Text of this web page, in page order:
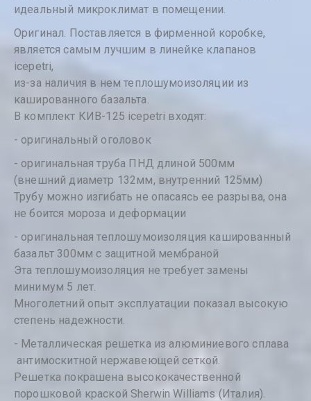
идеальный микроклимат в помещении.
Оригинал. Поставляется в фирменной коробке,
является самым лучшим в линейке клапанов
icepetri,
из-за наличия в нем теплошумоизоляции из
кашированного базальта.
В комплект КИВ-125 icepetri входят:
- оригинальный оголовок
- оригинальная труба ПНД длиной 500мм
(внешний диаметр 132мм, внутренний 125мм)
Трубу можно изгибать не опасаясь ее разрыва, она
не боится мороза и деформации
- оригинальная теплошумоизоляция кашированный
базальт 300мм с защитной мембраной
Эта теплошумоизоляция не требует замены
минимум 5 лет.
Многолетний опыт эксплуатации показал высокую
степень надежности.
- Металлическая решетка из алюминиевого сплава
антимоскитной нержавеющей сеткой.
Решетка покрашена высококачественной
порошковой краской Sherwin Williams (Италия).